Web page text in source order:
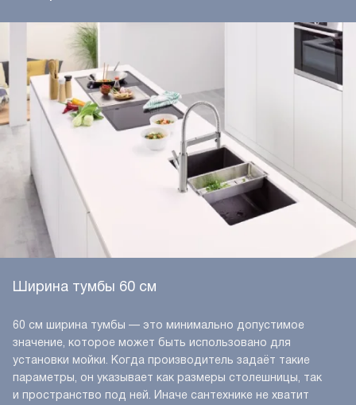
Ширина тумбы 60 см
60 см ширина тумбы — это минимально допустимое
значение, которое может быть использовано для
установки мойки. Когда производитель задаёт такие
параметры, он указывает как размеры столешницы, так
и пространство под ней. Иначе сантехнике не хватит